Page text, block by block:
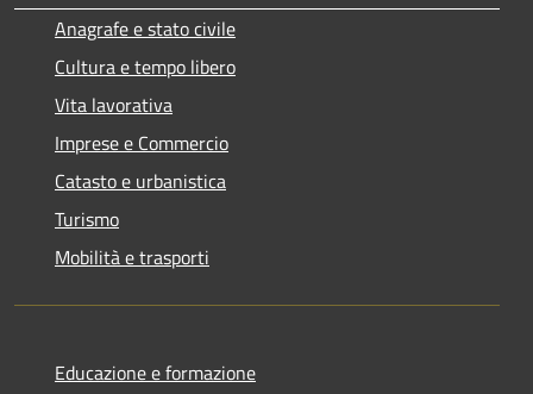
Anagrafe e stato civile
Cultura e tempo libero
Vita lavorativa
Imprese e Commercio
Catasto e urbanistica
Turismo
Mobilità e trasporti
Educazione e formazione